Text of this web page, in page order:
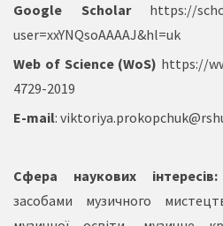
Google Scholar https://
user=xxYNQsoAAAAJ&hl=uk
Web of Science (WoS) https://
4729-2019
E-mail:
Сфера наукових інтересів:
засобами музичного